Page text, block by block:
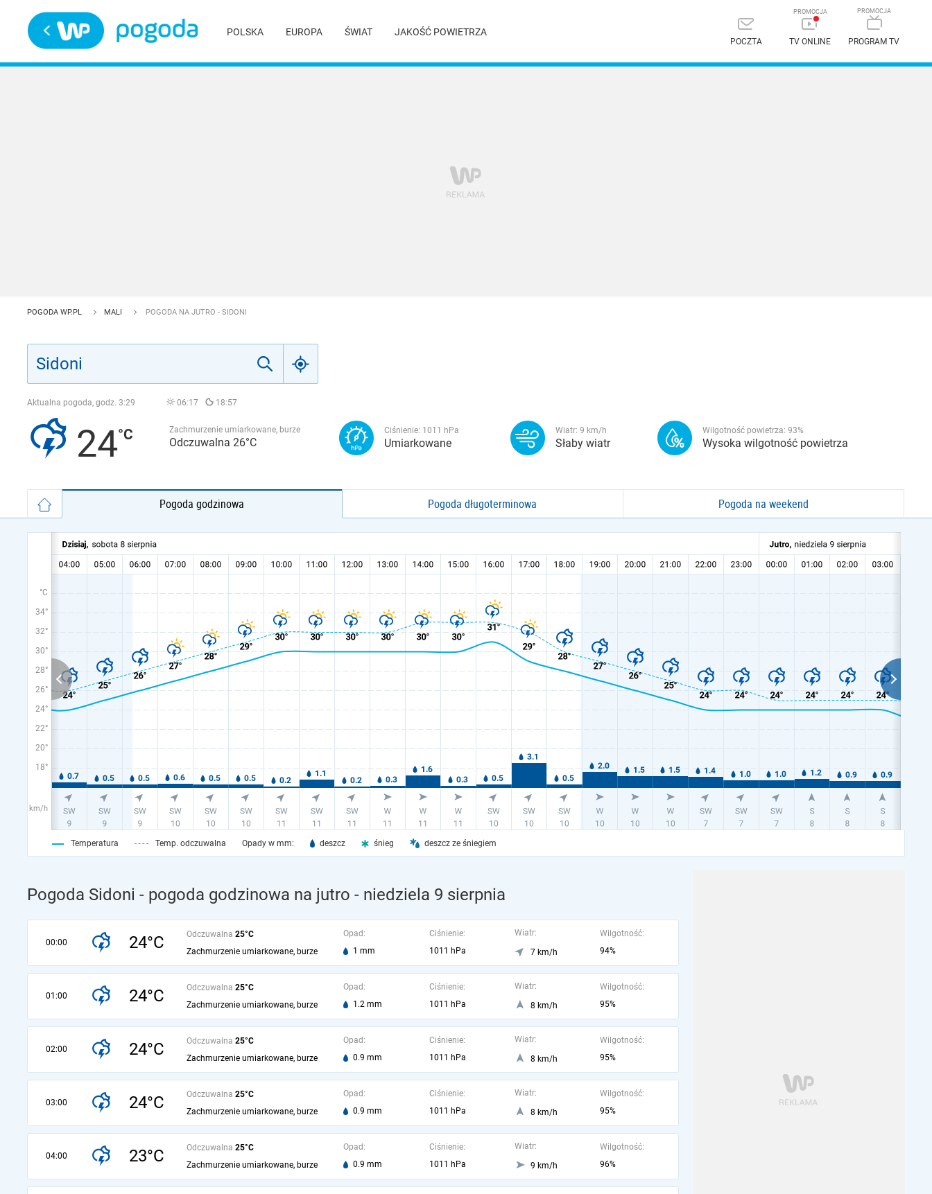
POLSKA EUROPA ŚWIAT JAKOŚĆ POWIETRZA
POCZTA TV ONLINE PROGRAM TV
POGODA WP.PL MALI POGODA NA JUTRO - SIDONI
Aktualna pogoda, godz. 3:29 06:17 18:57
24 Zachmurzenie umiarkowane, burze
Odczuwalna 26°C
Ciśnienie: 1011 hPa
Umiarkowane
Wiatr: 9 km/h
Słaby wiatr
Wilgotność powietrza: 93%
Wysoka wilgotność powietrza
Pogoda godzinowa Pogoda długoterminowa Pogoda na weekend
°C
34°
32°
30°
28°
26°
24°
22°
20°
18°
km/h
Temperatura Temp. odczuwalna Opady w mm: deszcz śnieg deszcz ze śniegiem
Pogoda Sidoni - pogoda godzinowa na jutro - niedziela 9 sierpnia
00:00 24°C Odczuwalna 25°C
Zachmurzenie umiarkowane, burze
Opad:
1 mm
Ciśnienie:
1011 hPa
Wiatr:
7 km/h
Wilgotność:
94%
01:00 24°C Odczuwalna 25°C
Zachmurzenie umiarkowane, burze
Opad:
1.2 mm
Ciśnienie:
1011 hPa
Wiatr:
8 km/h
Wilgotność:
95%
02:00 24°C Odczuwalna 25°C
Zachmurzenie umiarkowane, burze
Opad:
0.9 mm
Ciśnienie:
1011 hPa
Wiatr:
8 km/h
Wilgotność:
95%
03:00 24°C Odczuwalna 25°C
Zachmurzenie umiarkowane, burze
Opad:
0.9 mm
Ciśnienie:
1011 hPa
Wiatr:
8 km/h
Wilgotność:
95%
04:00 23°C Odczuwalna 25°C
Zachmurzenie umiarkowane, burze
Opad:
0.9 mm
Ciśnienie:
1011 hPa
Wiatr:
9 km/h
Wilgotność:
96%